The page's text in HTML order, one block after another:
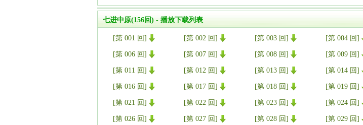
七进中原(156回) - 播放下载列表
[第 001 回] [第 002 回] [第 003 回] [第 004 回]
[第 006 回] [第 007 回] [第 008 回] [第 009 回]
[第 011 回] [第 012 回] [第 013 回] [第 014 回]
[第 016 回] [第 017 回] [第 018 回] [第 019 回]
[第 021 回] [第 022 回] [第 023 回] [第 024 回]
[第 026 回] [第 027 回] [第 028 回] [第 029 回]